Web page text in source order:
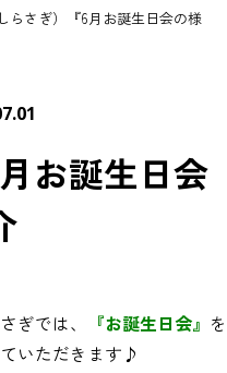
しらさぎ）『6月お誕生日会の様
お誕生日会
ぎでは、 『お誕生日会』 を
いただきます♪